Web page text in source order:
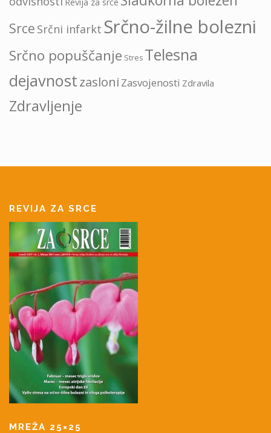
Srce Srčni infarkt Srčno-žilne bolezni
Srčno popuščanje Stres Telesna
dejavnostzasloni Zasvojenosti Zdravila
Zdravljenje
REVIJA ZA SRCE
MREŽA 25×25